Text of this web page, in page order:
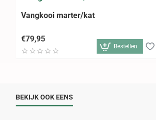
Vangkooi marter/kat
€79,95
Bestellen
BEKIJK OOK EENS